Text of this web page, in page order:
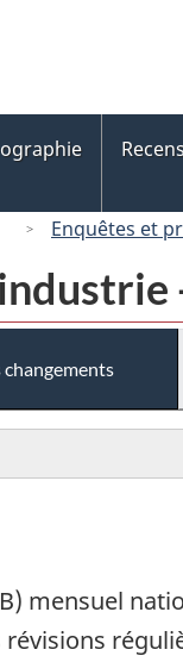
Enquêtes et
changements
mensuel